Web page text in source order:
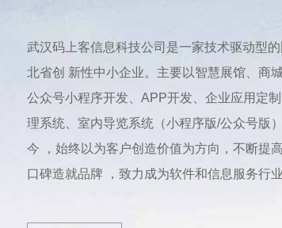
武汉码上客信息科技公司是一家技术驱动型
北省创 新性中小企业。主要以智慧展馆、商
公众号小程序开发、APP开发、企业应用定
理系统、室内导览系统（小程序版/公众号版
今 ，始终以为客户创造价值为方向，不断提
口碑造就品牌 ，致力成为软件和信息服务行业